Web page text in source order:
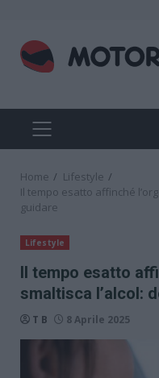
content
PRIMARY
MENU
Home
Lifestyle
Il tempo esatto affinché
guidare
Lifestyle
Il tempo esatto
smaltisca l’alcol:
T B 8 Aprile 2025